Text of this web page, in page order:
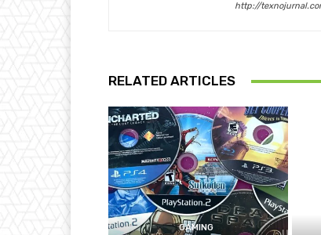
http://
RELATED ARTICLES
GAMING